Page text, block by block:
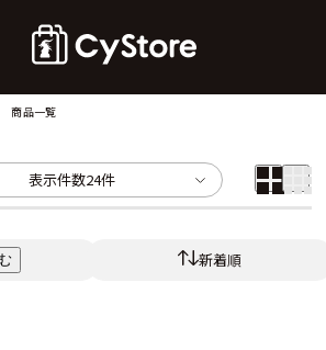
商品一覧
表示件数24件
新着順